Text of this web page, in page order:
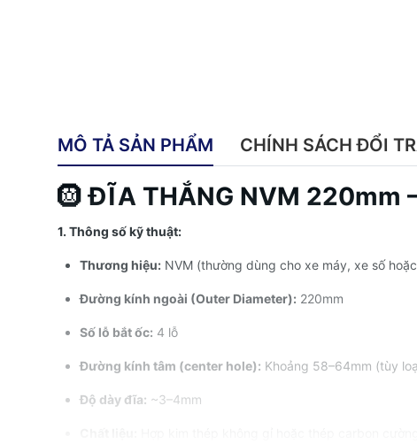
MÔ TẢ SẢN PHẨM CHÍNH SÁCH ĐỔI
🛞ĐĨA THẮNG NVM 220mm
1. Thông số kỹ thuật:
Thương hiệu:NVM (thường dùng cho xe máy, xe số
Đường kính ngoài (Outer Diameter): 220mm
Số lỗ bắt ốc: 4 lỗ
Đường kính tâm (center hole): Khoảng 58–64mm (tùy
Độ dày đĩa: ~3–4mm